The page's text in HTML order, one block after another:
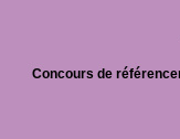
Concours de